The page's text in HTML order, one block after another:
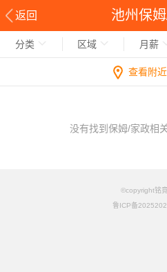
返回 池州保
分类 区域 月薪
查看附
没有找到保姆/家政相
©copyright铭
鲁ICP备